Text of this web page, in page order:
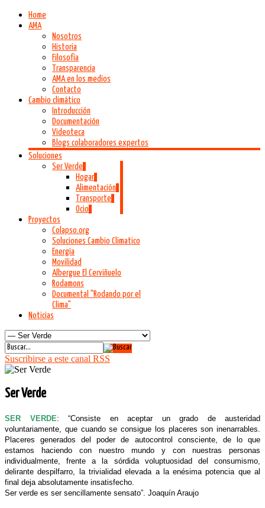
Home
AMA
Nosotros
Historia
Filosofía
Transparencia
AMA en los medios
Contacto
Cambio climático
Introducción
Documentación
Videoteca
Blogs colaboradores expertos
Soluciones
Ser Verde
Hogar
Alimentación
Transporte
Ocio
Proyectos
Colapso.org
Soluciones Cambio Climatico
Energía
Movilidad
Albergue El Cerviñuelo
Rodamons
Documental "Rodando por el
Clima"
Noticias
Suscribirse a este canal RSS
Ser Verde
SER VERDE: “Consiste en aceptar un grado de austeridad
voluntariamente, que cuando se consigue los placeres son inenarrables.
Placeres generados del poder de autocontrol consciente, de lo que
estamos haciendo con nuestro mundo y con nuestras personas
individualmente, frente a la sórdida voluptuosidad del consumismo,
delirante despilfarro, la trivialidad elevada a la enésima potencia que al
final deja absolutamente insatisfecho.
Ser verde es ser sencillamente sensato”. Joaquín Araujo